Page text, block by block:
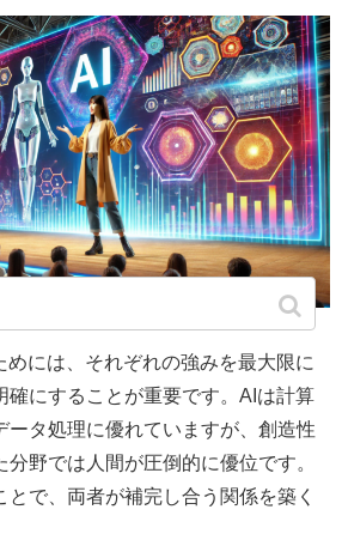
には、それぞれの強みを最大限に
確にすることが重要です。AIは計算
ータ処理に優れていますが、創造性
野では人間が圧倒的に優位です。
とで、両者が補完し合う関係を築く